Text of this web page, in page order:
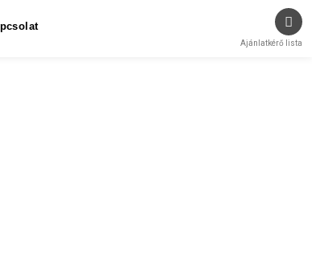
Ajánlatkérő lista